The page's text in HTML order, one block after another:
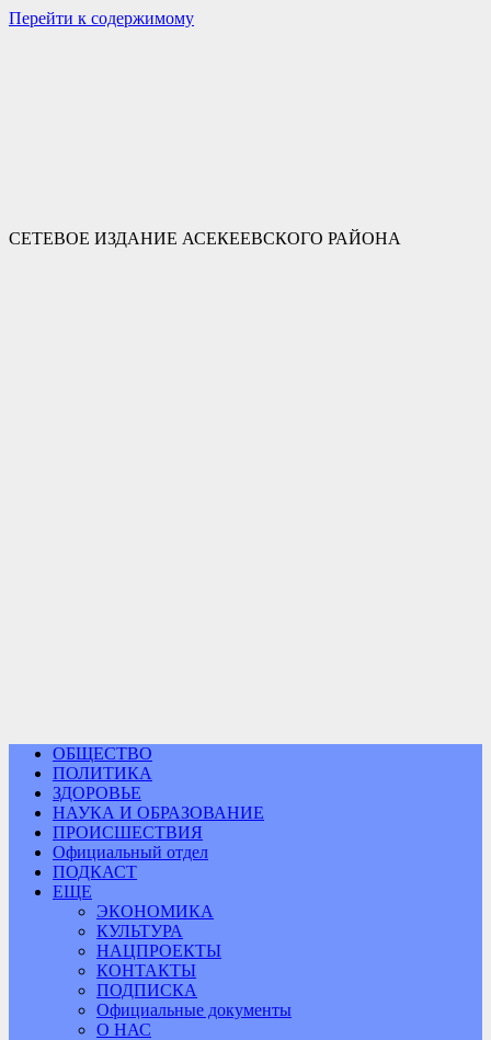
Перейти к содержимому
СЕТЕВОЕ ИЗДАНИЕ АСЕКЕЕВСКОГО РАЙОНА
ОБЩЕСТВО
ПОЛИТИКА
ЗДОРОВЬЕ
НАУКА И ОБРАЗОВАНИЕ
ПРОИСШЕСТВИЯ
Официальный отдел
ПОДКАСТ
ЕЩЕ
ЭКОНОМИКА
КУЛЬТУРА
НАЦПРОЕКТЫ
КОНТАКТЫ
ПОДПИСКА
Официальные документы
О НАС